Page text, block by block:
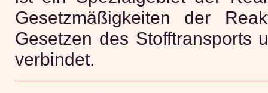
Gesetzmäßigkeiten der
Gesetzen des Stofftransports
verbindet.